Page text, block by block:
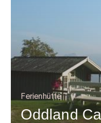
Ferienhütte
Oddland